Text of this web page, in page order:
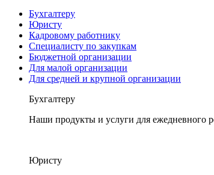
Бухгалтеру
Юристу
Кадровому работнику
Специалисту по закупкам
Бюджетной организации
Для малой организации
Для средней и крупной организации
Бухгалтеру
Наши продукты и услуги для ежедневного
Юристу